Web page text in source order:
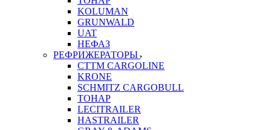
KOLUMAN
GRUNWALD
UAT
НЕФАЗ
РЕФРИЖЕРАТОРЫ
CTTM CARGOLINE
KRONE
SCHMITZ CARGOBULL
ТОНАР
LECITRAILER
HASTRAILER